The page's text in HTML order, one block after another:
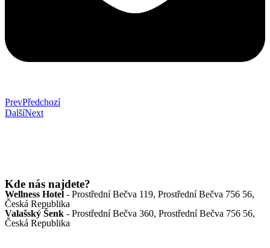
PrevPředchozí
DalšíNext
Kde nás najdete?
Wellness Hotel - Prostřední Bečva 119, Prostřední Bečva 756 56,
Česká Republika
Valašský Šenk - Prostřední Bečva 360, Prostřední Bečva 756 56,
Česká Republika